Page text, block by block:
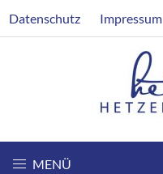
zum
Datenschutz Impressum
MENÜ